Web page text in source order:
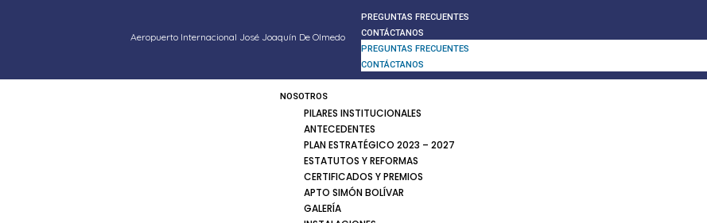
Aeropuerto Internacional José Joaquín De Olmedo
PREGUNTAS FRECUENTES
CONTÁCTANOS
PREGUNTAS FRECUENTES
CONTÁCTANOS
NOSOTROS
PILARES INSTITUCIONALES
ANTECEDENTES
PLAN ESTRATÉGICO 2023 – 2027
ESTATUTOS Y REFORMAS
CERTIFICADOS Y PREMIOS
APTO SIMÓN BOLÍVAR
GALERÍA